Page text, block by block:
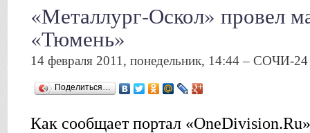
«Металлург-Оскол» провел
«Тюмень»
14 февраля 2011, понедельник, 14:44 – СОЧИ-24
Поделиться…
Как сообщает портал